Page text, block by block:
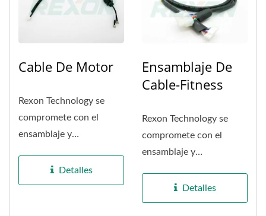
Cable De Motor
Rexon Technology se
compromete con el
ensamblaje y
cableado de aparatos
eléctricos...
Detalles
Ensamblaje De
Cable-Fitness
Rexon Technology se
compromete con el
ensamblaje y
cableado de equipos de
fitness....
Detalles